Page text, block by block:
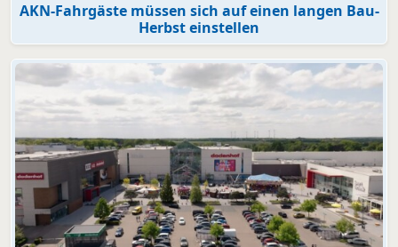
AKN-Fahrgäste müssen sich auf einen langen Bau-
Herbst einstellen